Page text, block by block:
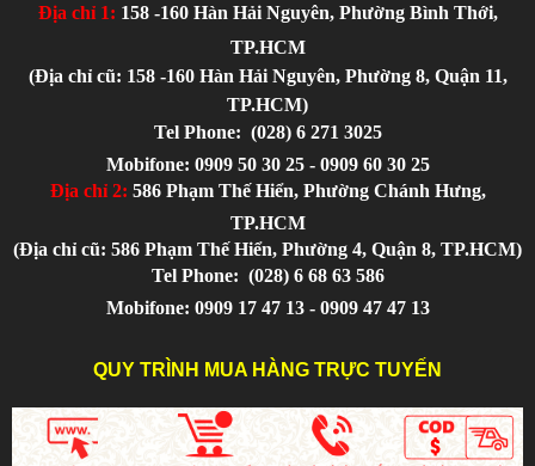
Địa chỉ 1: 158 -160 Hàn Hải Nguyên, Phường Bình Thới,
TP.HCM
(Địa chỉ cũ: 158 -160 Hàn Hải Nguyên, Phường 8, Quận 11,
TP.HCM)
Tel Phone: (028) 6 271 3025
Mobifone: 0909 50 30 25 - 0909 60 30 25
Địa chỉ 2: 586 Phạm Thế Hiển, Phường Chánh Hưng,
TP.HCM
(Địa chỉ cũ: 586 Phạm Thế Hiển, Phường 4, Quận 8, TP.HCM)
Tel Phone: (028) 6 68 63 586
Mobifone: 0909 17 47 13 - 0909 47 47 13
QUY TRÌNH MUA HÀNG TRỰC TUYẾN